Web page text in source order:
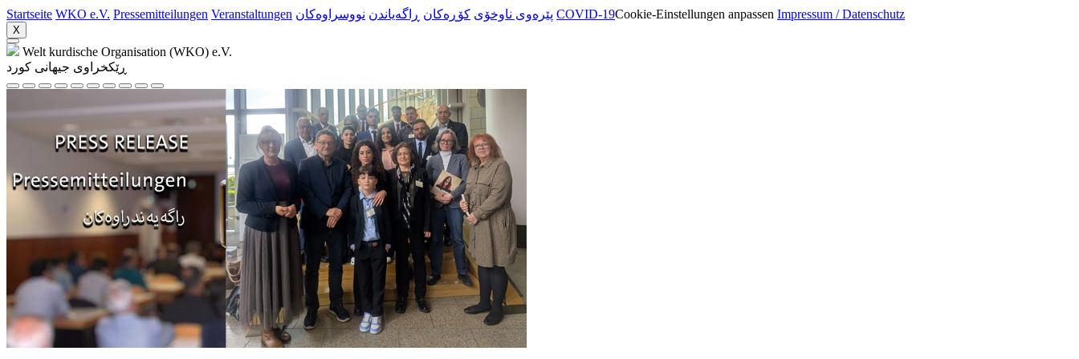
Startseite WKO e.V. Pressemitteilungen Veranstaltungen پێرەوی ناوخۆی کۆڕەکان ڕاگەیاندن نووسراوه‌کان COVID-19Cookie-Einstellungen anpassen Impressum / Datenschutz
X
Welt kurdische Organisation (WKO) e.V.
ڕێکخراوی جیهانی کورد